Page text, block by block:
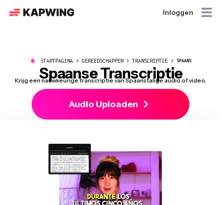
Inloggen
● STARTPAGINA GEREEDSCHAPPEN TRANSCRIPTIE SPAANS
Spaanse Transcriptie
Krijg een nauwkeurige transcriptie van Spaanstalige audio of video.
Audio Uploaden